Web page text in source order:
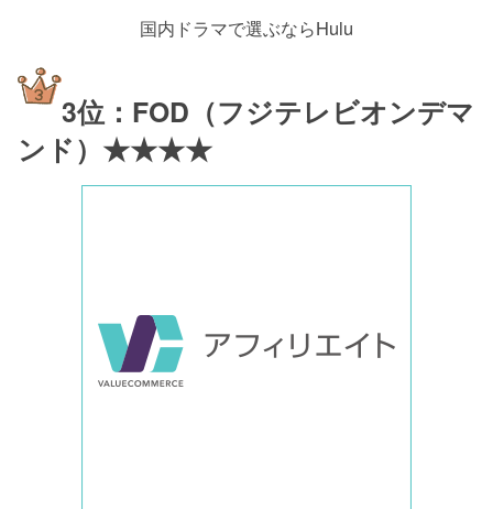
国内ドラマで選ぶならHulu
3位：FOD（フジテレビオンデマ
ンド）★★★★